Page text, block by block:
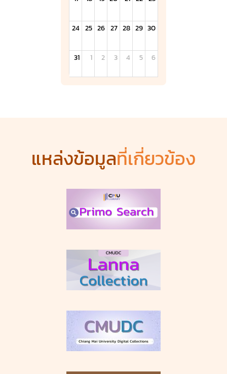
24 25 26 27 28 29 30
31 1 2 3 4 5 6
แหล่งข้อมูลที่เกี่ยวข้อง